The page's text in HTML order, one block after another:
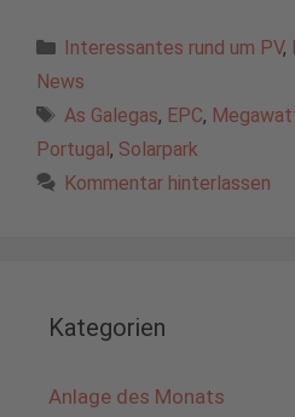
Kategorien
Interessantes rund um PV,
News
Schlagwörter
As Galegas, EPC,
Portugal, Solarpark
Kommentar hinterlassen
Kategorien
Anlage des Monats